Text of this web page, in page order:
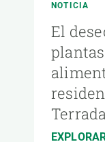
NOTICIA
El